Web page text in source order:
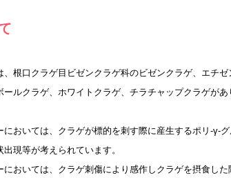
根口クラゲ目ビゼンクラゲ科のビゼンクラゲ、エチ
ルクラゲ、ホワイトクラゲ、チラチャップクラゲがあ
においては、クラゲが標的を刺す際に産生するポリ-γ-
現等が考えられています。
においては、クラゲ刺傷により感作しクラゲを摂食し